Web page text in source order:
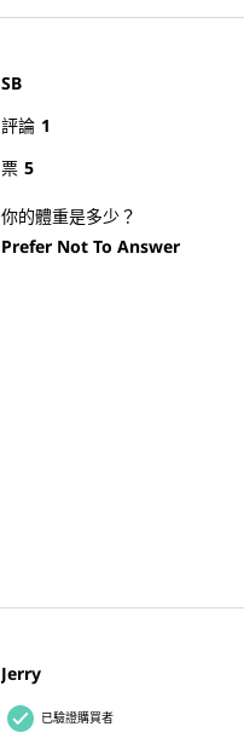
SB
評論 1
票 5
你的體重是多少？
Prefer Not To Answer
Jerry
已驗證購買者